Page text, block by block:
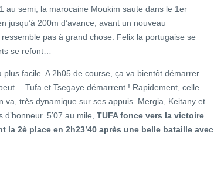
au semi, la marocaine Moukim saute dans le 1er
200m d’avance, avant un nouveau
pas à grand chose. Felix la portugaise se
se refont…
plus facile. A 2h05 de course, ça va bientôt démarrer…
Tufa et Tsegaye démarrent ! Rapidement, celle
va, très dynamique sur ses appuis. Mergia, Keitany et
5’07 au mile, TUFA fonce vers la victoire
la 2è place en 2h23’40 après une belle bataille avec